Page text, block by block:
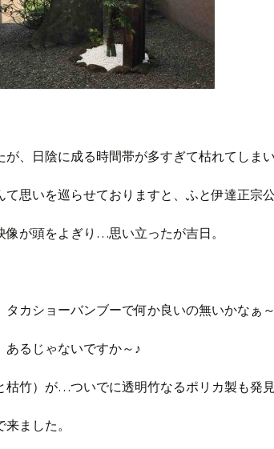
が、日陰に成る時間帯が多すぎて枯れてしま
思いを巡らせておりますと、ふと伊達正宗
が頭をよぎり…思い立ったが吉日。
カショーバンブーで何か良いの無いかなぁ～
あるじゃないですか～♪
枯竹）が…ついでに透明竹なるポリカ製も発見
ました。